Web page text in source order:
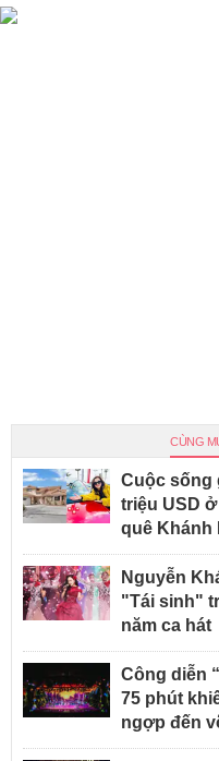
CÙNG
Cuộc sống
triệu USD
quê Khánh
Nguyễn
"Tái sinh"
năm ca hát
Công diễn
75 phút
ngợp đến